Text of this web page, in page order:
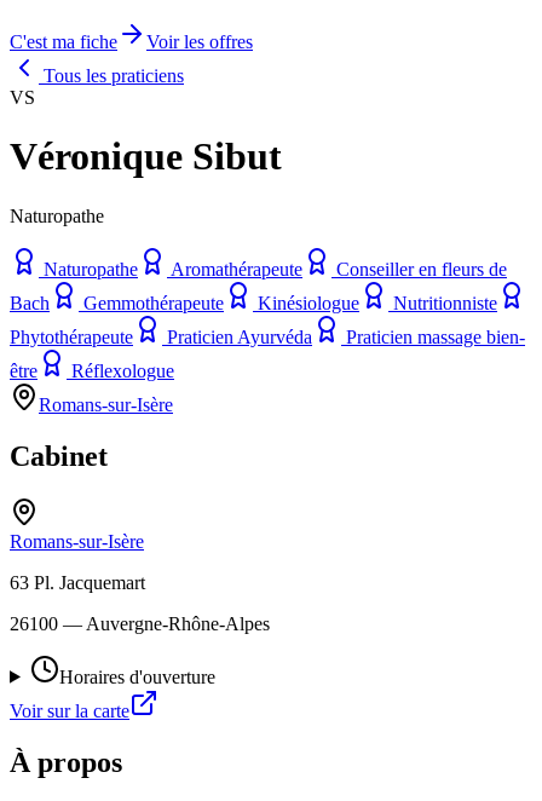
C'est ma fiche
Voir les offres
Tous les praticiens
VS
Véronique Sibut
Naturopathe
Naturopathe Aromathérapeute
Conseiller en fleurs de
Bach
Gemmothérapeute Kinésiologue
Nutritionniste
Phytothérapeute
Praticien Ayurvéda
Praticien massage bien-
être
Réflexologue
Romans-sur-Isère
Cabinet
Romans-sur-Isère
63 Pl. Jacquemart
26100 — Auvergne-Rhône-Alpes
Horaires d'ouverture
Voir sur la carte
À propos